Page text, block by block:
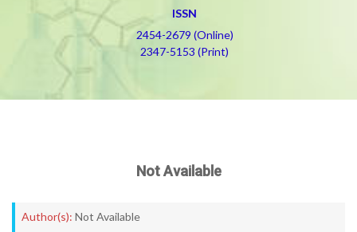
ISSN
2454-2679 (Online)
2347-5153 (Print)
Not Available
Author(s): Not Available